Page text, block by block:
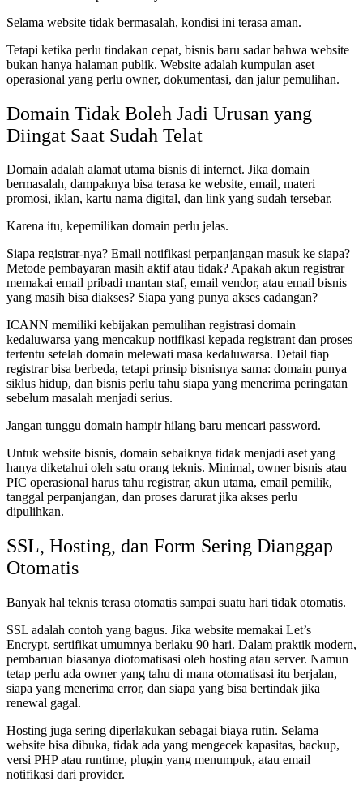
Selama website tidak bermasalah, kondisi ini terasa aman.
Tetapi ketika perlu tindakan cepat, bisnis baru sadar bahwa website
bukan hanya halaman publik. Website adalah kumpulan aset
operasional yang perlu owner, dokumentasi, dan jalur pemulihan.
Domain Tidak Boleh Jadi Urusan yang
Diingat Saat Sudah Telat
Domain adalah alamat utama bisnis di internet. Jika domain
bermasalah, dampaknya bisa terasa ke website, email, materi
promosi, iklan, kartu nama digital, dan link yang sudah tersebar.
Karena itu, kepemilikan domain perlu jelas.
Siapa registrar-nya? Email notifikasi perpanjangan masuk ke siapa?
Metode pembayaran masih aktif atau tidak? Apakah akun registrar
memakai email pribadi mantan staf, email vendor, atau email bisnis
yang masih bisa diakses? Siapa yang punya akses cadangan?
ICANN memiliki kebijakan pemulihan registrasi domain
kedaluwarsa yang mencakup notifikasi kepada registrant dan proses
tertentu setelah domain melewati masa kedaluwarsa. Detail tiap
registrar bisa berbeda, tetapi prinsip bisnisnya sama: domain punya
siklus hidup, dan bisnis perlu tahu siapa yang menerima peringatan
sebelum masalah menjadi serius.
Jangan tunggu domain hampir hilang baru mencari password.
Untuk website bisnis, domain sebaiknya tidak menjadi aset yang
hanya diketahui oleh satu orang teknis. Minimal, owner bisnis atau
PIC operasional harus tahu registrar, akun utama, email pemilik,
tanggal perpanjangan, dan proses darurat jika akses perlu
dipulihkan.
SSL, Hosting, dan Form Sering Dianggap
Otomatis
Banyak hal teknis terasa otomatis sampai suatu hari tidak otomatis.
SSL adalah contoh yang bagus. Jika website memakai Let’s
Encrypt, sertifikat umumnya berlaku 90 hari. Dalam praktik modern,
pembaruan biasanya diotomatisasi oleh hosting atau server. Namun
tetap perlu ada owner yang tahu di mana otomatisasi itu berjalan,
siapa yang menerima error, dan siapa yang bisa bertindak jika
renewal gagal.
Hosting juga sering diperlakukan sebagai biaya rutin. Selama
website bisa dibuka, tidak ada yang mengecek kapasitas, backup,
versi PHP atau runtime, plugin yang menumpuk, atau email
notifikasi dari provider.